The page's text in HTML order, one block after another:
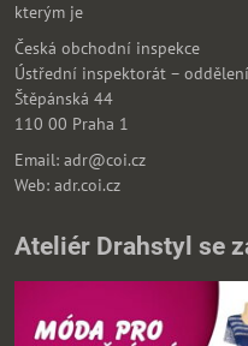
kterým je
Česká obchodní inspekce
Ústřední inspektorát –
Štěpánská 44
110 00 Praha 1
Email: adr@coi.cz
Web: adr.coi.cz
Ateliér Drahstyl se